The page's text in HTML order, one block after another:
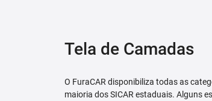
Tela de Camadas
O FuraCAR disponibiliza todas as
maioria dos SICAR estaduais. Alguns